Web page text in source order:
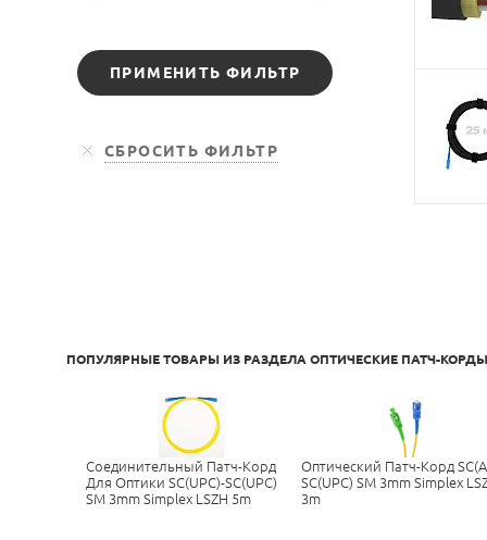
ПОПУЛЯРНЫЕ ТОВАРЫ ИЗ РАЗДЕЛА ОПТИЧЕСКИЕ ПАТЧ-
Соединительный Патч-Корд
Для Оптики SC(UPC)-SC(UPC)
SM 3mm Simplex LSZH 5m
Оптический Патч-Корд
SC(UPC) SM 3mm Simplex
3m